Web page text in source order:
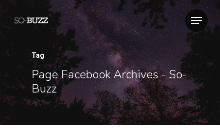
Tag
Page Facebook Archives - So-
Buzz